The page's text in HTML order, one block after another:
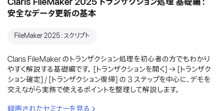
安全なデータ更新の基本
FileMaker 2025：スクリプト
Claris FileMaker のトランザクション処理を初心者の方でもわかり
やすく解説する基礎編です。 [トランザクションを開く] → [トランザク
ション確定] / [トランザクション復帰] の 3 ステップを中心に、デモを
交えながら実務で使えるポイントを整理して解説します。
録画されたセミナーを見る